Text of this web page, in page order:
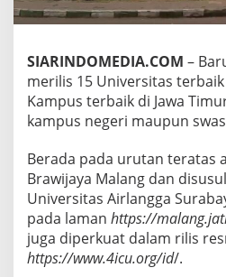
S
T
R
A
I
K
I
A
W
A
T
I
M
SIARINDOMEDIA.COM –
merilis 15 Universitas terbaik
Kampus terbaik di Jawa
kampus negeri maupun
Berada pada urutan teratas
Brawijaya Malang dan
Universitas Airlangga
pada laman https://
juga diperkuat dalam rilis
https://www.4icu.org/id/.